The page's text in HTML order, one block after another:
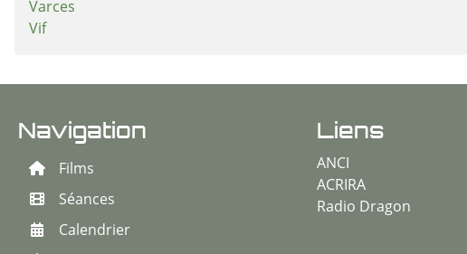
Varces
Vif
Navigation
Films
Séances
Calendrier
Liens
ANCI
ACRIRA
Radio Dragon